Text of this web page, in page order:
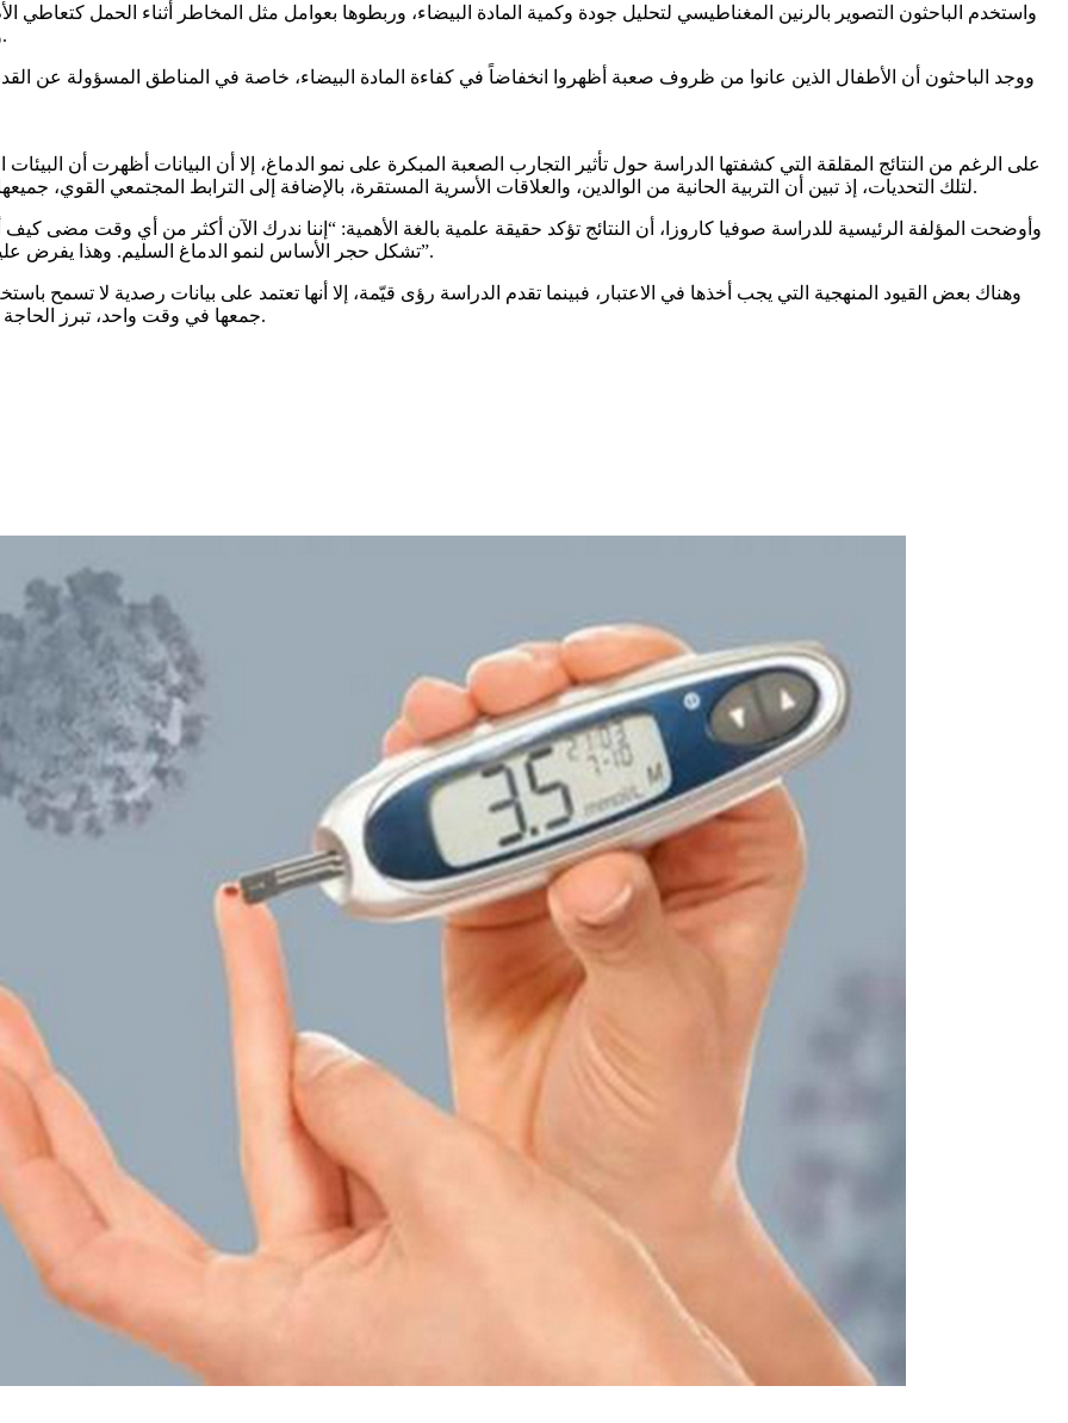
واستخدم الباحثون التصوير بالرنين المغناطيسي لتحليل جودة وكمية المادة البيضاء، وربطوها بعوامل مثل المخاطر أثناء الحمل كتعاطي
والحرمان الاقتصادي، والمشكلات المجتمعية كالعيش في أحياء خطرة.
ووجد الباحثون أن الأطفال الذين عانوا من ظروف صعبة أظهروا انخفاضاً في كفاءة المادة البيضاء، خاصة في المناطق المسؤولة عن
على الرغم من النتائج المقلقة التي كشفتها الدراسة حول تأثير التجارب الصعبة المبكرة على نمو الدماغ، إلا أن البيانات أظهرت أن
لتلك التحديات، إذ تبين أن التربية الحانية من الوالدين، والعلاقات الأسرية المستقرة، بالإضافة إلى الترابط المجتمعي القوي، جميعها عوامل تمثل درعاً واقياً يحمي الأطفال من العواقب السلبية المحتملة.
وأوضحت المؤلفة الرئيسية للدراسة صوفيا كاروزا، أن النتائج تؤكد حقيقة علمية بالغة الأهمية: “إننا ندرك الآن أكثر من أي وقت مضى
تشكل حجر الأساس لنمو الدماغ السليم. وهذا يفرض علينا كمجتمع مسؤولية جماعية لضمان توفير بيئات صحية وآمنة لأطفالنا”.
وهناك بعض القيود المنهجية التي يجب أخذها في الاعتبار، فبينما تقدم الدراسة رؤى قيّمة، إلا أنها تعتمد على بيانات رصدية لا تسمح
جمعها في وقت واحد، تبرز الحاجة لإجراء دراسات طولية تتبع التغيرات الدماغية عبر فترات زمنية ممتدة.